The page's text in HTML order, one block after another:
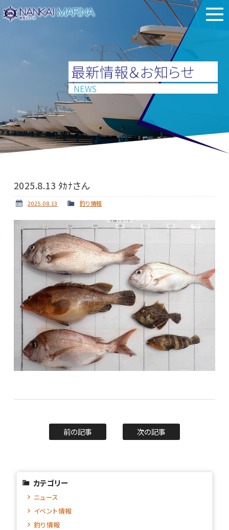
最新情報＆お知らせ
NEWS
2025.8.13 ﾀｶﾅさん
2025.08.13 釣り情報
前の記事 次の記事
カテゴリー
ニュース
イベント情報
釣り情報